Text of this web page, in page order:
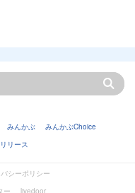
みんかぶ
みんかぶChoice
リース
シーポリシー
ー
livedoor